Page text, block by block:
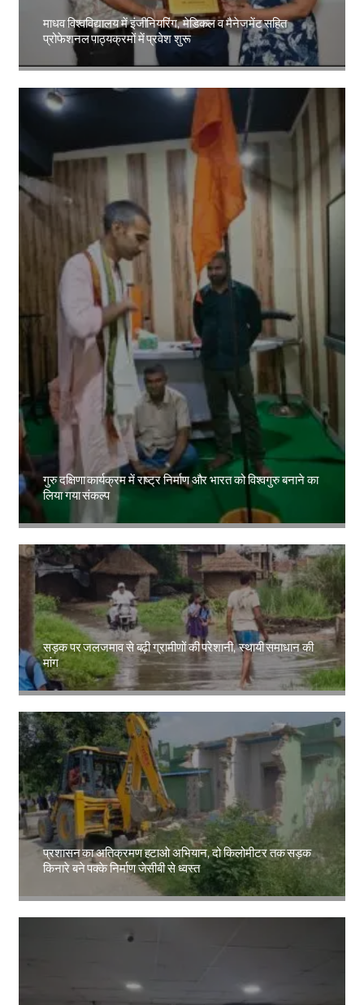
माधव विश्वविद्यालय में इंजीनियरिंग, मेडिकल व मैनेजमेंट सहित
प्रोफेशनल पाठ्यक्रमों में प्रवेश शुरू
Amit Lekh
गुरु दक्षिणा कार्यक्रम में राष्ट्र निर्माण और भारत को विश्वगुरु बनाने का
लिया गया संकल्प
सड़क पर जलजमाव से बढ़ी ग्रामीणों की परेशानी, स्थायी समाधान की
मांग
Amit Lekh
प्रशासन का अतिक्रमण हटाओ अभियान, दो किलोमीटर तक सड़क
किनारे बने पक्के निर्माण जेसीबी से ध्वस्त